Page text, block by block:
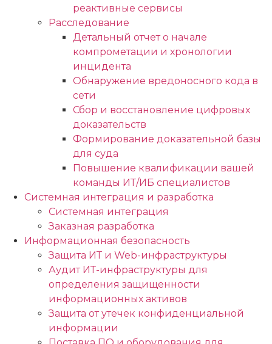
реактивные сервисы
Расследование
Детальный отчет о начале
компрометации и хронологии
инцидента
Обнаружение вредоносного кода в
сети
Сбор и восстановление цифровых
доказательств
Формирование доказательной базы
для суда
Повышение квалификации вашей
команды ИТ/ИБ специалистов
Системная интеграция и разработка
Системная интеграция
Заказная разработка
Информационная безопасность
Защита ИТ и Web-инфраструктуры
Аудит ИТ-инфраструктуры для
определения защищенности
информационных активов
Защита от утечек конфиденциальной
информации